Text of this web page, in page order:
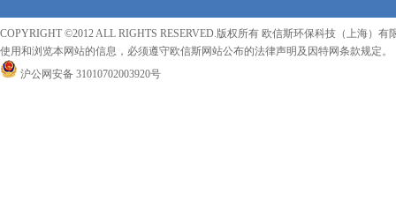
COPYRIGHT ©2012 ALL RIGHTS RESERVED.版权所有 欧信斯环保科技（上海）有
使用和浏览本网站的信息，必须遵守欧信斯网站公布的法律声明及因特网条款规定。
沪公网安备 31010702003920号